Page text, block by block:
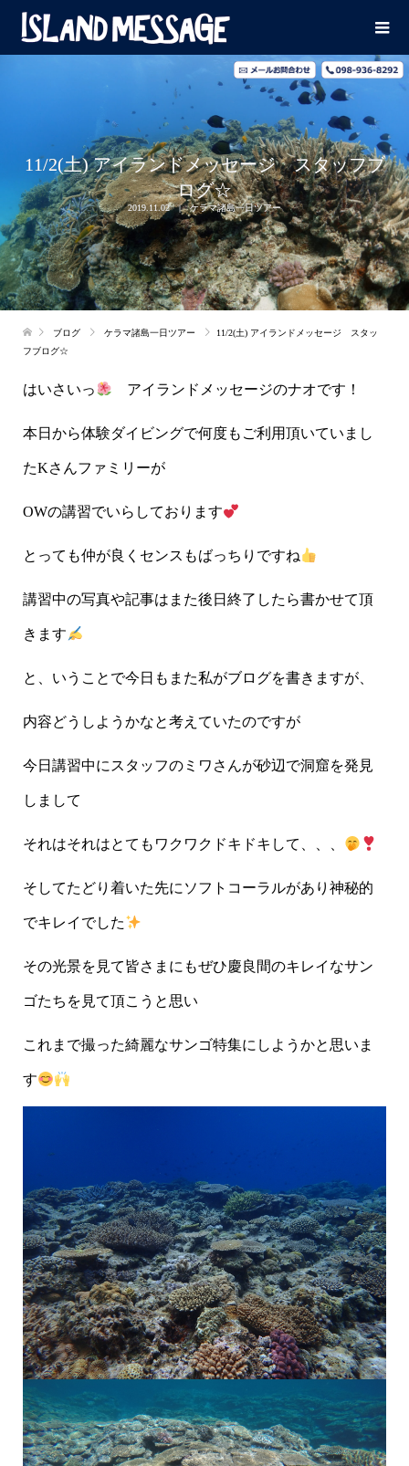
11/2(土) アイランドメッセージ スタッフブ
ログ☆
2019.11.02 ケラマ諸島一日ツアー
ブログ ケラマ諸島一日ツアー
11/2(土) アイランドメッセージ スタッ
フブログ☆
はいさいっ アイランドメッセージのナオです！
本日から体験ダイビングで何度もご利用頂いていまし
たKさんファミリーが
OWの講習でいらしております
とっても仲が良くセンスもばっちりですね
講習中の写真や記事はまた後日終了したら書かせて頂
きます
と、いうことで今日もまた私がブログを書きますが、
内容どうしようかなと考えていたのですが
今日講習中にスタッフのミワさんが砂辺で洞窟を発見
しまして
それはそれはとてもワクワクドキドキして、、、
そしてたどり着いた先にソフトコーラルがあり神秘的
でキレイでした
その光景を見て皆さまにもぜひ慶良間のキレイなサン
ゴたちを見て頂こうと思い
これまで撮った綺麗なサンゴ特集にしようかと思いま
す